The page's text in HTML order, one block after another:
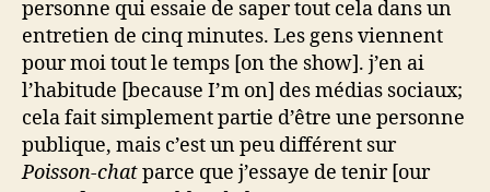
personne qui essaie de saper tout cela dans un
entretien de cinq minutes. Les gens viennent
pour moi tout le temps [on the show]. j’en ai
l’habitude [because I’m on] des médias sociaux;
cela fait simplement partie d’être une personne
publique, mais c’est un peu différent sur
Poisson-chatparce que j’essaye de tenir [our